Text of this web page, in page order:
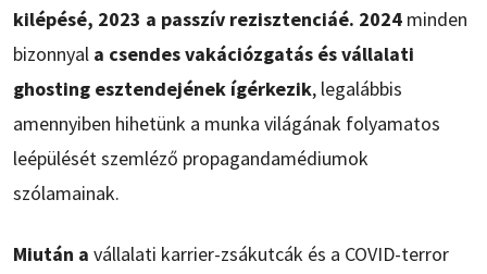
kilépésé, 2023 a passzív rezisztenciáé. 2024 minden
bizonnyal a csendes vakációzgatás és vállalati
ghosting esztendejének ígérkezik, legalábbis
amennyiben hihetünk a munka világának folyamatos
leépülését szemléző propagandamédiumok
szólamainak.
Miután a vállalati karrier-zsákutcák és a COVID-terror